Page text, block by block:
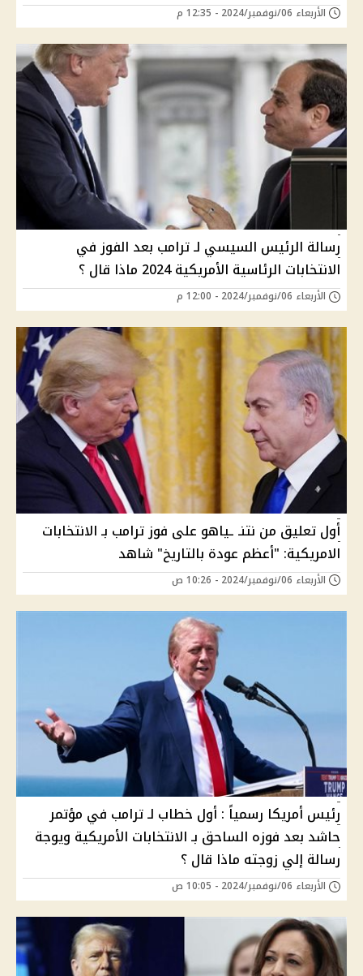
الأربعاء 06/نوفمبر/2024 - 12:35 م
رسالة الرئيس السيسي لـ ترامب بعد الفوز في
الانتخابات الرئاسية الأمريكية 2024 ماذا قال ؟
الأربعاء 06/نوفمبر/2024 - 12:00 م
أول تعليق من نتنـ ـياهو على فوز ترامب بـ الانتخابات
الامريكية: "أعظم عودة بالتاريخ" شاهد
الأربعاء 06/نوفمبر/2024 - 10:26 ص
رئيس أمريكا رسمياً : أول خطاب لـ ترامب في مؤتمر
حاشد بعد فوزه الساحق بـ الانتخابات الأمريكية ويوجة
رسالة إلي زوجته ماذا قال ؟
الأربعاء 06/نوفمبر/2024 - 10:05 ص